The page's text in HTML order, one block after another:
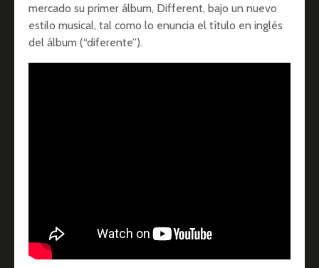
mercado su primer álbum, Different, bajo un nuevo
estilo musical, tal como lo enuncia el título en inglés
del álbum (“diferente”).